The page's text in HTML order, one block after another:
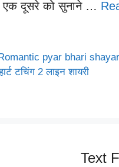
एक दूसरे को सुनाने …
pyar bhari
टचिंग 2 लाइन शायरी
Text